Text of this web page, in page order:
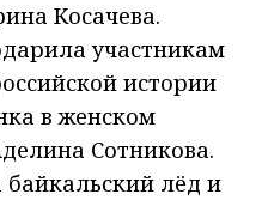
Косачева.
участникам
истории
в женском
Сотникова.
лёд и